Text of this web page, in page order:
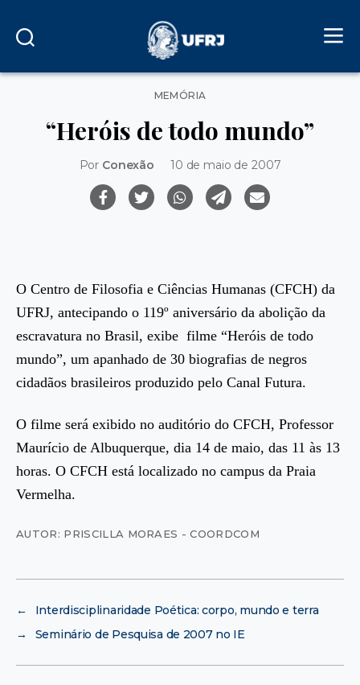
Categorias
MEMÓRIA
“Heróis de todo mundo”
Por Conexão 10 de maio de 2007
O Centro de Filosofia e Ciências Humanas (CFCH) da
UFRJ, antecipando o 119º aniversário da abolição da
escravatura no Brasil, exibe filme “Heróis de todo
mundo”, um apanhado de 30 biografias de negros
cidadãos brasileiros produzido pelo Canal Futura.
O filme será exibido no auditório do CFCH, Professor
Maurício de Albuquerque, dia 14 de maio, das 11 às 13
horas. O CFCH está localizado no campus da Praia
Vermelha.
AUTOR: PRISCILLA MORAES - COORDCOM
←
Interdisciplinaridade Poética: corpo, mundo e terra
→
Seminário de Pesquisa de 2007 no IE